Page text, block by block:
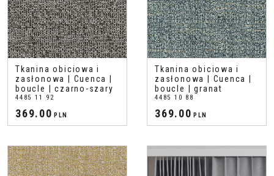
Tkanina obiciowa i
zasłonowa | Cuenca |
boucle | czarno-szary
4485 11 92
369.00 PLN
Tkanina obiciowa i
zasłonowa | Cuenca |
boucle | granat
4485 10 88
369.00 PLN